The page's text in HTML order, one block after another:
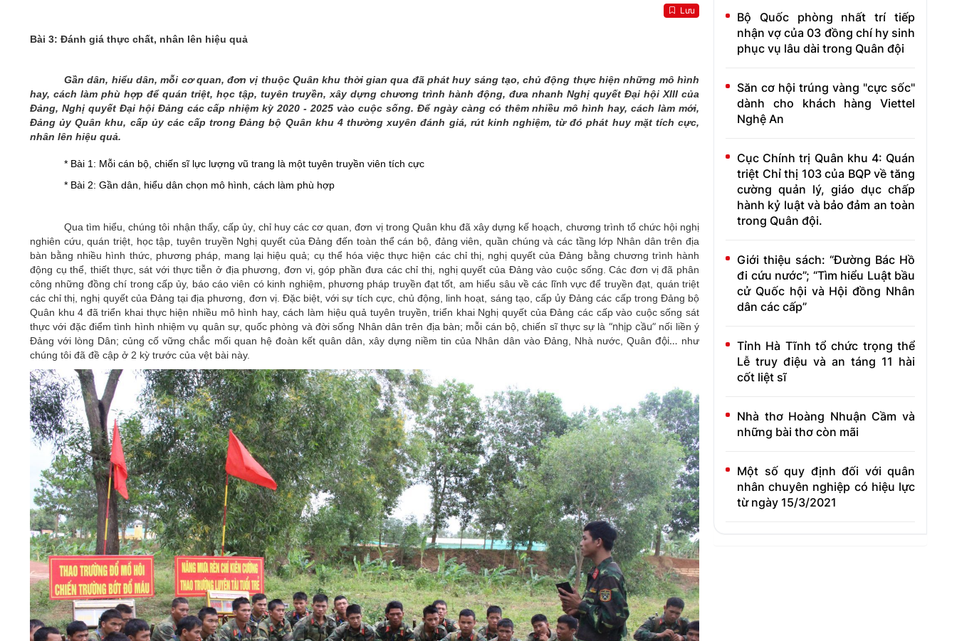
CHÀO MỪNG KỶ NIỆM 75 NĂM NGÀY
TRUYỀN THỐNG LỰC LƯỢNG VŨ TRANG
Lưu
Bài 3: Đánh giá thực chất, nhân lên hiệu quả
Gần dân, hiểu dân, mỗi cơ quan, đơn vị thuộc Quân khu thời gian qua đã phát huy sáng tạo, chủ động thực hiện những mô hình
hay, cách làm phù hợp để quán triệt, học tập, tuyên truyền, xây dựng chương trình hành động, đưa nhanh Nghị quyết Đại hội XIII của
Đảng, Nghị quyết Đại hội Đảng các cấp nhiệm kỳ 2020 - 2025 vào cuộc sống. Để ngày càng có thêm nhiều mô hình hay, cách làm mới,
Đảng ủy Quân khu, cấp ủy các cấp trong Đảng bộ Quân khu 4 thường xuyên đánh giá, rút kinh nghiệm, từ đó phát huy mặt tích cực,
nhân lên hiệu quả.
* Bài 1: Mỗi cán bộ, chiến sĩ lực lượng vũ trang là một tuyên truyền viên tích cực
* Bài 2: Gần dân, hiểu dân chọn mô hình, cách làm phù hợp
Qua tìm hiểu, chúng tôi nhận thấy, cấp ủy, chỉ huy các cơ quan, đơn vị trong Quân khu đãxây dựng kế hoạch, chương trình tổ chức hội nghị
nghiên cứu, quán triệt, học tập, tuyên truyền Nghị quyết của Đảng đến toàn thể cán bộ, đảng viên , quần chúng và các tầng lớp Nhân dân trên địa
bàn bằng nhiều hình thức, phương pháp, mang lại hiệu quả; cụ thể hóa việc thực hiện các chỉ thị, nghị quyết của Đảng bằng chương trình hành
động cụ thể, thiết thực, sát với thực tiễn ở địa phương, đơn vị, góp phần đưa các chỉ thị, nghị quyết của Đảng vào cuộc sống. Các đơn vị đã phân
công những đồng chí trong cấp ủy, báo cáo viên có kinh nghiệm, phương pháp truyền đạt tốt, am hiểu sâu về các lĩnh vực để truyền đạt, quán triệt
các chỉ thị, nghị quyết của Đảng tại địa phương, đơn vị. Đặc biệt, với sự tích cực, chủ động, linh hoạt, sáng tạo, cấp ủy Đảng các cấp trong Đảng bộ
Quân khu 4 đã triển khai thực hiện nhiều mô hình hay, cách làm hiệu quả tuyên truyền, triển khai Nghị quyết của Đảng các cấp vào cuộc sống sát
thực với đặc điểm tình hình nhiệm vụ quân sự, quốc phòng và đời sống Nhân dân trên địa bàn; mỗi cán bộ, chiến sĩ thực sự là “nhịp cầu” nối liền ý
Đảng với lòng Dân; củng cố vững chắc mối quan hệ đoàn kết quân dân, xây dựng niềm tin của Nhân dân vào Đảng, Nhà nước, Quân đội… như
chúng tôi đã đề cập ở 2 kỳ trước của vệt bài này.
Bộ Quốc phòng nhất trí tiếp
nhận vợ của 03 đồng chí hy sinh
phục vụ lâu dài trong Quân đội
Săn cơ hội trúng vàng "cực sốc"
dành cho khách hàng Viettel
Nghệ An
Cục Chính trị Quân khu 4: Quán
triệt Chỉ thị 103 của BQP về tăng
cường quản lý, giáo dục chấp
hành kỷ luật và bảo đảm an toàn
trong Quân đội.
Giới thiệu sách: “Đường Bác Hồ
đi cứu nước”; “Tìm hiểu Luật bầu
cử Quốc hội và Hội đồng Nhân
dân các cấp”
Tỉnh Hà Tĩnh tổ chức trọng thể
Lễ truy điệu và an táng 11 hài
cốt liệt sĩ
Nhà thơ Hoàng Nhuận Cầm và
những bài thơ còn mãi
Một số quy định đối với quân
nhân chuyên nghiệp có hiệu lực
từ ngày 15/3/2021